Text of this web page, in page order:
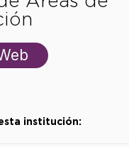
institución: